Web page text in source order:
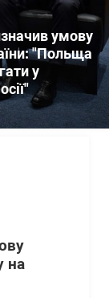
умову
"Польща
у
на